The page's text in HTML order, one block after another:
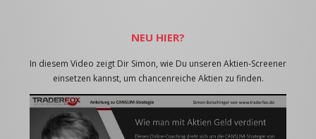
NEU HIER?
In diesem Video zeigt Dir Simon, wie Du unseren Aktien-Screener
einsetzen kannst, um chancenreiche Aktien zu finden.